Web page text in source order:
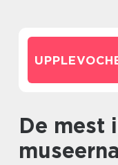
De mest ikoniska